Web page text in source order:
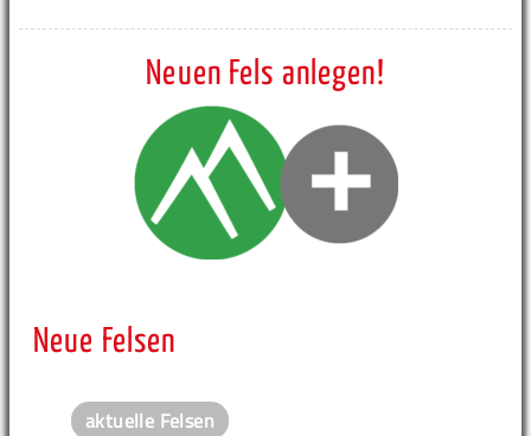
Neuen Fels anlegen!
Neue Felsen
aktuelle Felsen